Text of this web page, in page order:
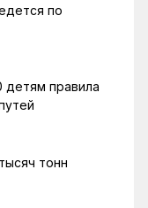
по
детям правила
тонн